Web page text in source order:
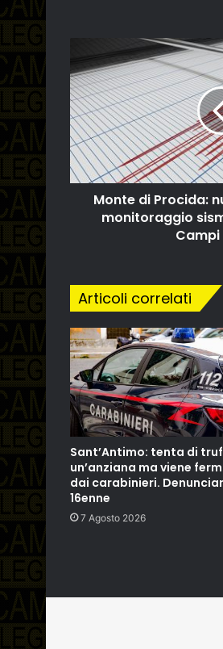
Monte di Procida:
monitoraggio
Campi
Articoli correlati
Sant’Antimo: tenta di
un’anziana ma viene
dai carabinieri.
16enne
7 Agosto 2026